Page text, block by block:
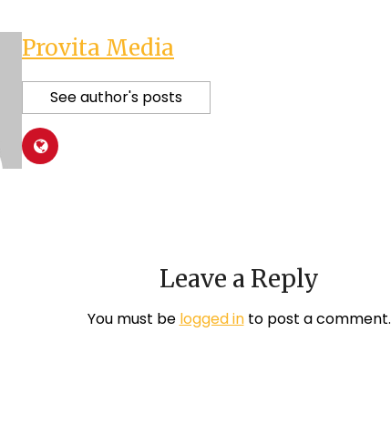
Provita Media
See author's posts
Leave a Reply
You must be logged into post a comment.